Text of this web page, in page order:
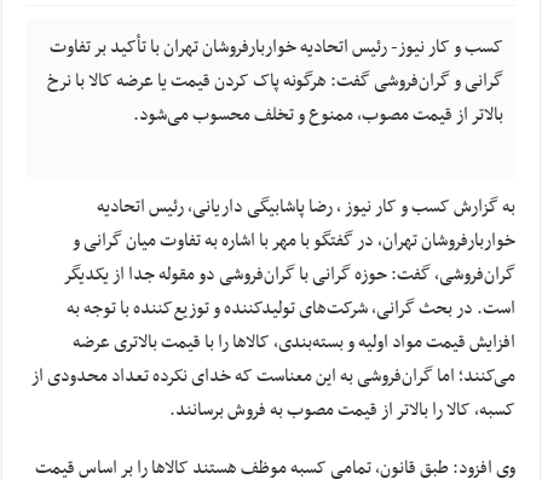
کسب و کار نیوز- رئیس اتحادیه خواربارفروشان تهران با تأکید بر تفاوت
گرانی و گران‌فروشی گفت: هرگونه پاک کردن قیمت یا عرضه کالا با نرخ
بالاتر از قیمت مصوب، ممنوع و تخلف محسوب می‌شود.
به گزارش کسب و کار نیوز ، رضا پاشابیگی داریانی، رئیس اتحادیه
خواربارفروشان تهران، در گفتگو با مهر با اشاره به تفاوت میان گرانی و
گران‌فروشی، گفت: حوزه گرانی با گران‌فروشی دو مقوله جدا از یکدیگر
است. در بحث گرانی، شرکت‌های تولیدکننده و توزیع‌کننده با توجه به
افزایش قیمت مواد اولیه و بسته‌بندی، کالاها را با قیمت بالاتری عرضه
می‌کنند؛ اما گران‌فروشی به این معناست که خدای نکرده تعداد محدودی از
کسبه، کالا را بالاتر از قیمت مصوب به فروش برسانند.
وی افزود: طبق قانون، تمامی کسبه موظف هستند کالاها را بر اساس قیمت